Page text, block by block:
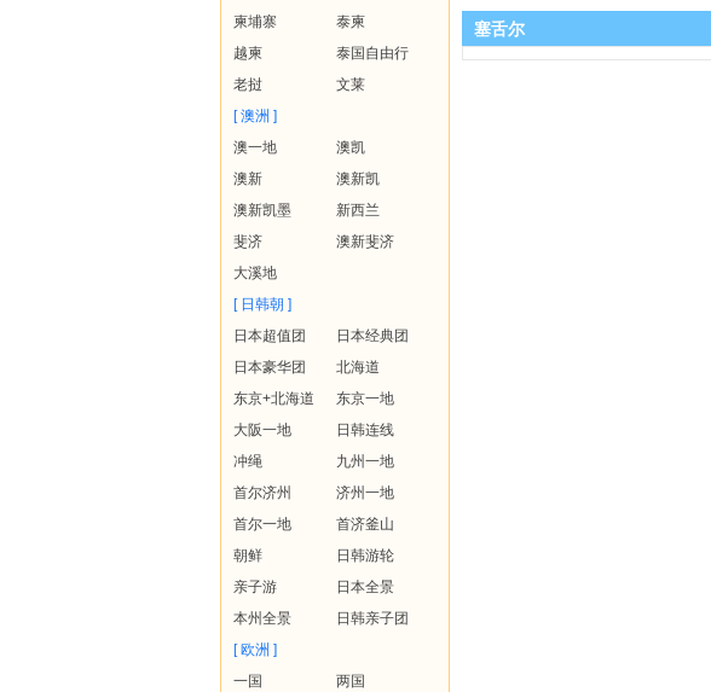
柬埔寨
泰柬
越柬
泰国自由行
老挝
文莱
[ 澳洲 ]
澳一地
澳凯
澳新
澳新凯
澳新凯墨
新西兰
斐济
澳新斐济
大溪地
[ 日韩朝 ]
日本超值团
日本经典团
日本豪华团
北海道
东京+北海道
东京一地
大阪一地
日韩连线
冲绳
九州一地
首尔济州
济州一地
首尔一地
首济釜山
朝鲜
日韩游轮
亲子游
日本全景
本州全景
日韩亲子团
[ 欧洲 ]
一国
两国
塞舌尔